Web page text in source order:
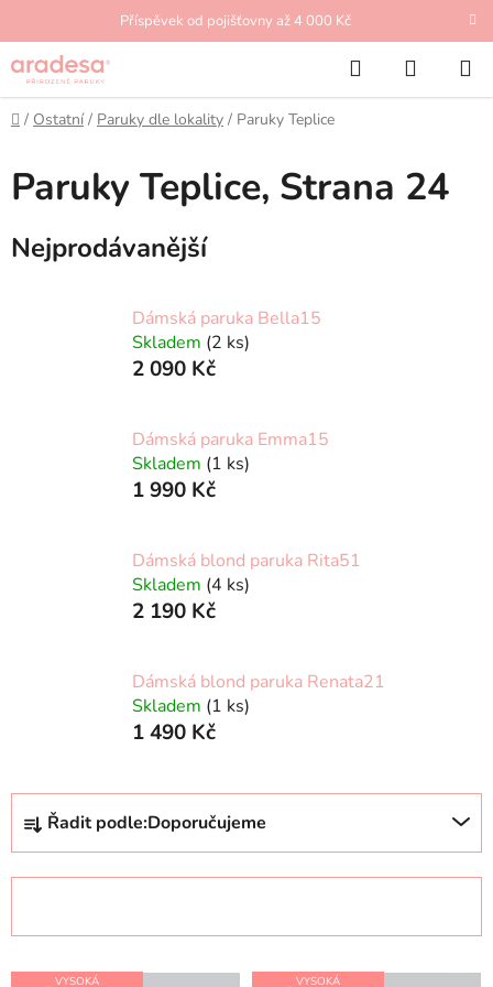
obsah
Příspěvek od pojišťovny až 4 000 Kč
Hledat
KOŠÍK
Domů
/ Ostatní / Paruky dle lokality / Paruky Teplice
Paruky Teplice, Strana 24
Nejprodávanější
Dámská paruka Bella15
Skladem (2 ks)
2 090 Kč
Dámská paruka Emma15
Skladem (1 ks)
1 990 Kč
Dámská blond paruka Rita51
Skladem (4 ks)
2 190 Kč
Dámská blond paruka Renata21
Skladem (1 ks)
1 490 Kč
Ř
z
p
Řadit podle:Doporučujeme
V
VYSOKÁ VYSOKÁ